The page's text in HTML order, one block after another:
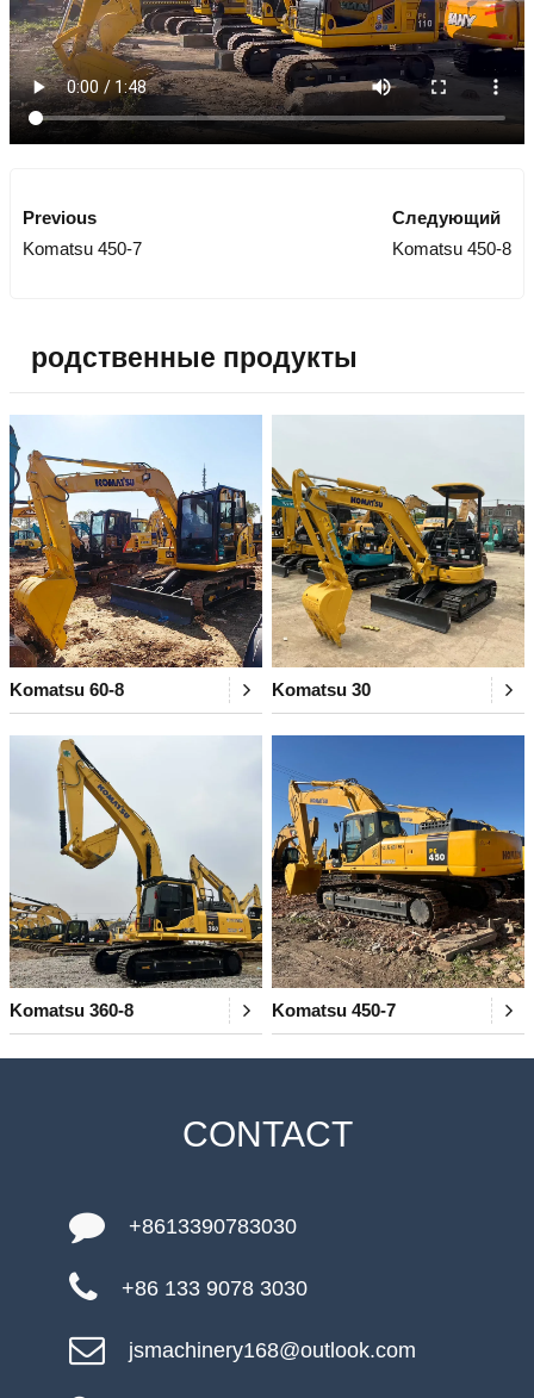
Previous
Komatsu 450-7
Следующий
Komatsu 450-8
родственные продукты
Komatsu 60-8 Komatsu 30
Komatsu 360-8 Komatsu 450-7
CONTACT
+8613390783030
+86 133 9078 3030
jsmachinery168@outlook.com